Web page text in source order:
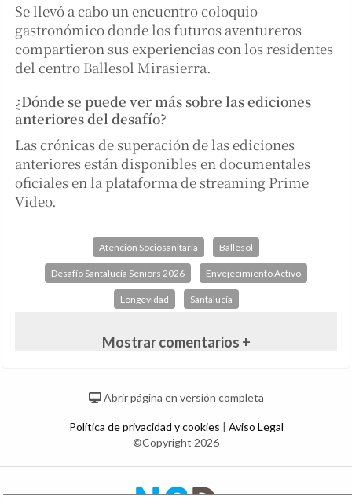
Se llevó a cabo un encuentro coloquio-
gastronómico donde los futuros aventureros
compartieron sus experiencias con los residentes
del centro Ballesol Mirasierra.
¿Dónde se puede ver más sobre las ediciones
anteriores del desafío?
Las crónicas de superación de las ediciones
anteriores están disponibles en documentales
oficiales en la plataforma de streaming Prime
Video.
Atención Sociosanitaria Ballesol
Desafío Santalucía Seniors 2026 Envejecimiento Activo
Longevidad Santalucía
Mostrar comentarios +
Abrir página en versión completa
Política de privacidad y cookies | Aviso Legal
©Copyright 2026